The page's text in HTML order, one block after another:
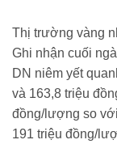
Thị trường vàng
Ghi nhận cuối
DN niêm yết
và 163,8 triệu
đồng/lượng so
191 triệu đồng/